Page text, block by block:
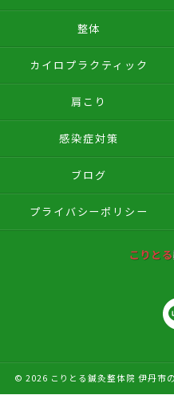
整体
カイロプラクティック
肩こり
感染症対策
ブログ
プライバシーポリシー
© 2026 こりとる鍼灸整体院 伊丹市